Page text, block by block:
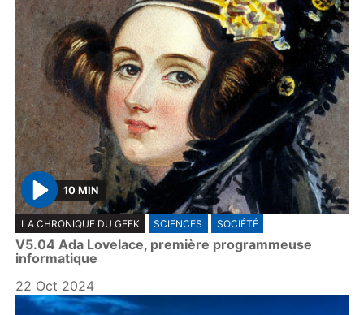
P
l
a
y
10 MIN
LA CHRONIQUE DU GEEK SCIENCES SOCIÉTÉ
V5.04 Ada Lovelace, première programmeuse
informatique
22 Oct 2024